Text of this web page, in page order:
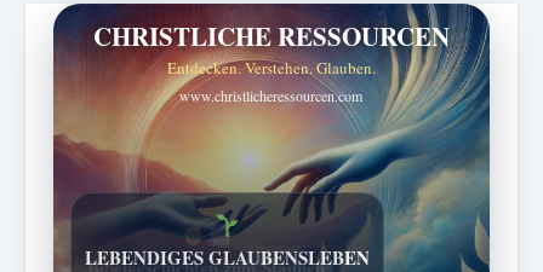
CHRISTLICHE RESSOURCEN
Entdecken. Verstehen. Glauben.
www.christlicheressourcen.com
Bibelgeschichten zum Staunen